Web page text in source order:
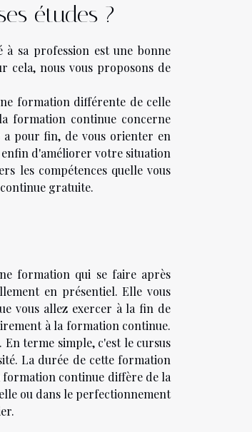
études ?
à sa profession est une bonne
cela, nous vous proposons de
formation différente de celle
formation continue concerne
a pour fin, de vous orienter en
d'améliorer votre situation
les compétences quelle vous
gratuite.
formation qui se faire après
en présentiel. Elle vous
vous allez exercer à la fin de
à la formation continue.
terme simple, c'est le cursus
La durée de cette formation
formation continue diffère de la
ou dans le perfectionnement